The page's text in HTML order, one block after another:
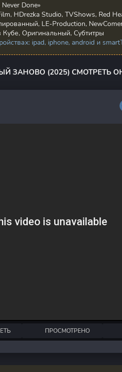
Done»
HDrezka Studio, TVShows, Red
LE-Production,
Кубе, Оригинальный, Субтитры
ipad, iphone, android и
ЗАНОВО (2025) СМОТРЕТЬ
ПРОСМОТРЕНО